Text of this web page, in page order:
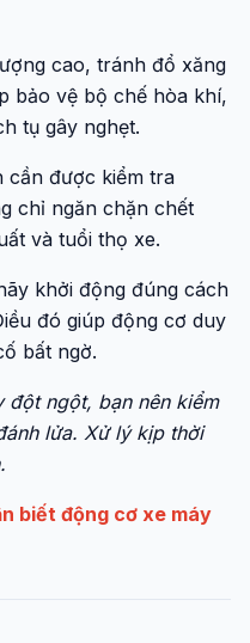
cao, tránh đổ xăng
bảo vệ bộ chế hòa khí,
tụ gây nghẹt.
cần được kiểm tra
chỉ ngăn chặn chết
và tuổi thọ xe.
khởi động đúng cách
đó giúp động cơ duy
bất ngờ.
đột ngột, bạn nên kiểm
lửa. Xử lý kịp thời
biết động cơ xe máy